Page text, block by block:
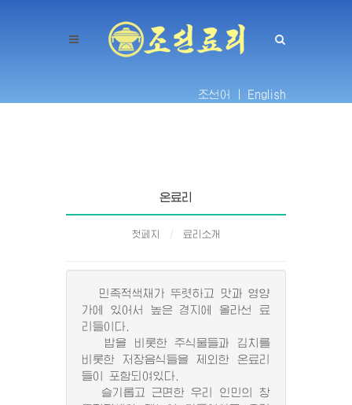
조선어 | English
온료리
첫페지 료리소개
민족적색채가 뚜렷하고 맛과 영양
가에 있어서 높은 경지에 올라선 료
리들이다.
밥을 비롯한 주식물들과 김치를
비롯한 저장음식들을 제외한 온료리
들이 포함되여있다.
슬기롭고 근면한 우리 인민의 창